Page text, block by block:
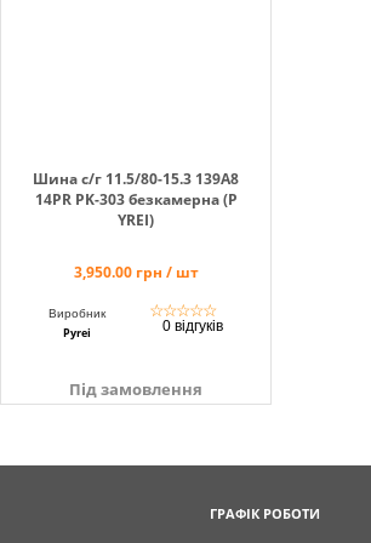
0 800 203
302
Безкоштовно
+38 (096) 733
733 0
Шина с/г 11.5/80-15.3 139A8
14PR PK-303 безкамерна (P
YREI)
3,950.00 грн / шт
Виробник
Pyrei
☆☆☆☆☆
0 відгуків
Під замовлення
ГРАФІК РОБОТИ